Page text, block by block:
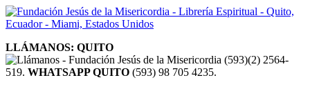
LLÁMANOS: QUITO
(593)(2) 2564-
519. WHATSAPP QUITO (593) 98 705 4235.